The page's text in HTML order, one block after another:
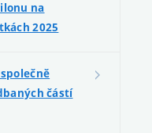
na
2025
částí